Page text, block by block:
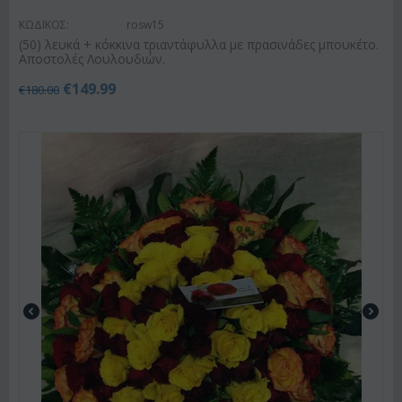
ΚΩΔΙΚΟΣ: rosw15
(50) λευκά + κόκκινα τριαντάφυλλα με πρασινάδες μπουκέτο.
Αποστολές Λουλουδιών.
€180.00 €149.99